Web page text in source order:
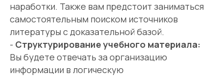
наработки. Также вам предстоит заниматься
самостоятельным поиском источников
литературы с доказательной базой.
- Структурирование учебного материала:
Вы будете отвечать за организацию
информации в логическую